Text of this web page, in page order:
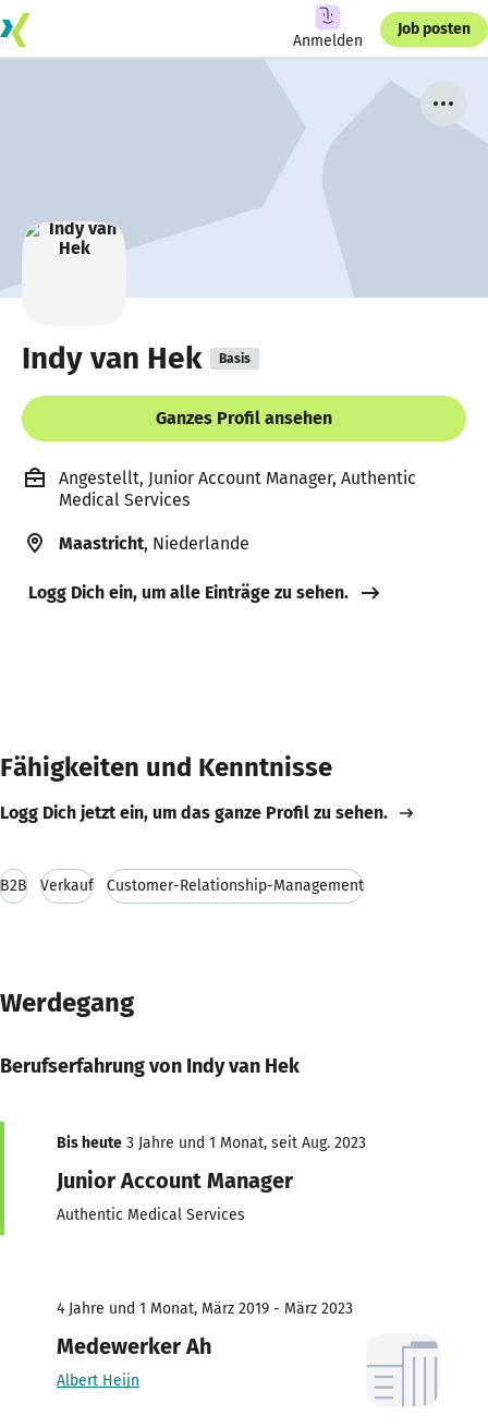
Anmelden
Job posten
Indy van Hek Basis
Ganzes Profil ansehen
Angestellt, Junior Account Manager, Authentic
Medical Services
Maastricht, Niederlande
Logg Dich ein, um alle Einträge zu sehen.
Fähigkeiten und Kenntnisse
Logg Dich jetzt ein, um das ganze Profil zu sehen.
B2B Verkauf Customer-Relationship-Management
Werdegang
Berufserfahrung von Indy van Hek
Bis heute 3 Jahre und 1 Monat, seit Aug. 2023
Junior Account Manager
Authentic Medical Services
4 Jahre und 1 Monat, März 2019 - März 2023
Medewerker Ah
Albert Heijn